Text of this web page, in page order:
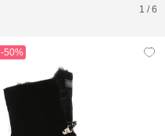
1 /6
-50%